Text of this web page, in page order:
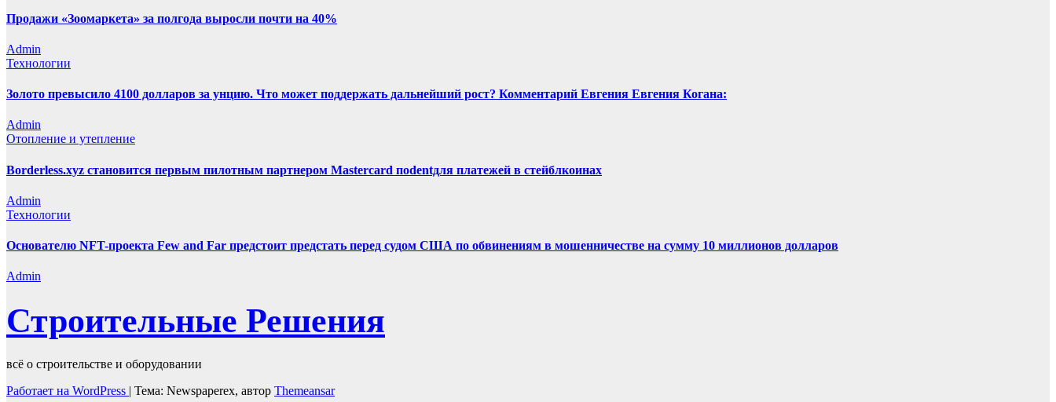
Продажи «Зоомаркета» за полгода выросли почти на 40%
Admin
Технологии
Золото превысило 4100 долларов за унцию. Что может поддержать дальнейший рост? Комментарий Евгения Евгения Когана:
Admin
Отопление и утепление
Borderless.xyz становится первым пилотным партнером Mastercard поdentдля платежей в стейблкоинах
Admin
Технологии
Основателю NFT-проекта Few and Far предстоит предстать перед судом США по обвинениям в мошенничестве на сумму 10 миллионов долларов
Admin
Строительные Решения
всё о строительстве и оборудовании
Работает на WordPress | Тема: Newspaperex, автор Themeansar